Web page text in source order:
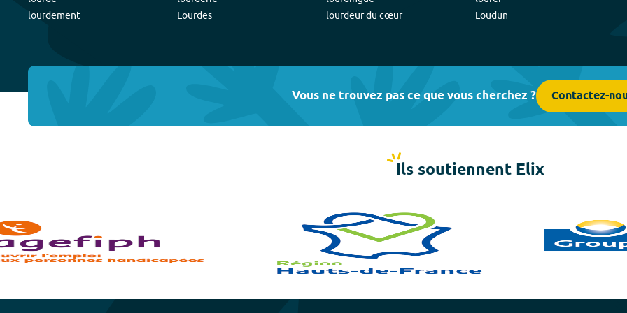
lourdement
Lourdes
lourdeur du cœur
Loudun
Vous ne trouvez pas ce que vous cherchez ? Contactez-
Ils soutiennent Elix